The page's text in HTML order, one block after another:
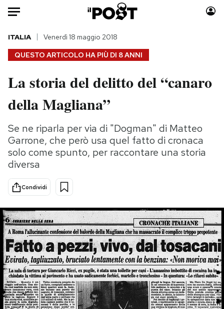
Auto
HOME
Italia
Politica
Tecnologia
Internet
Scienza
Cultura
Economia
Moda
Storie/Idee
Ok Boomer!
Media
PODCAST
NEWSLETTER
QUESTO ARTICOLO HA PIÙ DI 8 ANNI
ITALIA Venerdì 18 maggio 2018
La storia del delitto del “canaro
della Magliana”
Se ne riparla per via di "Dogman" di Matteo
Garrone, che però usa quel fatto di cronaca
solo come spunto, per raccontare una storia
diversa
Condividi